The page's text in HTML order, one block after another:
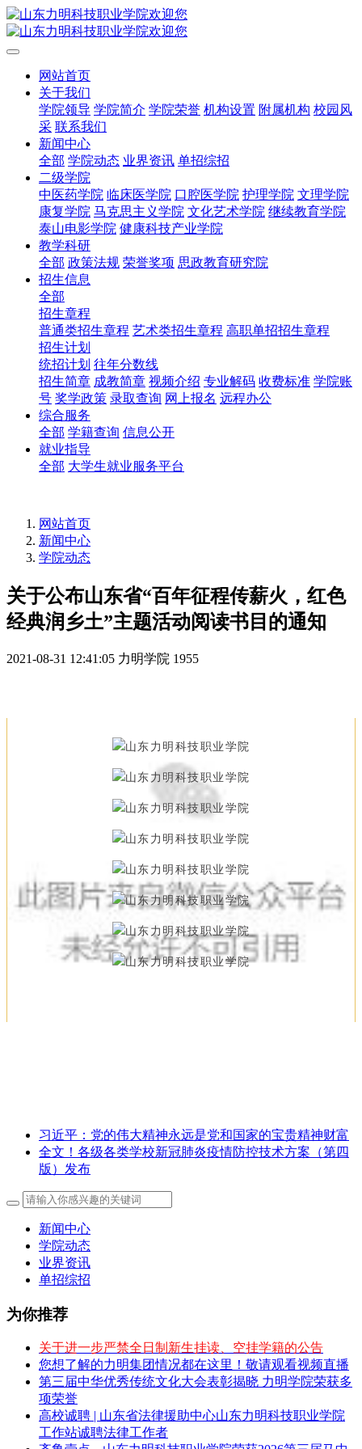
网站首页
关于我们
学院领导 学院简介 学院荣誉 机构设置 附属机构 校园风
采 联系我们
新闻中心
全部 学院动态 业界资讯 单招综招
二级学院
中医药学院 临床医学院 口腔医学院 护理学院 文理学院
康复学院 马克思主义学院 文化艺术学院 继续教育学院
泰山电影学院 健康科技产业学院
教学科研
全部 政策法规 荣誉奖项 思政教育研究院
招生信息
全部
招生章程
普通类招生章程 艺术类招生章程 高职单招招生章程
招生计划
统招计划 往年分数线
招生简章 成教简章 视频介绍 专业解码 收费标准 学院账
号 奖学政策 录取查询 网上报名 远程办公
综合服务
全部 学籍查询 信息公开
就业指导
全部 大学生就业服务平台
网站首页
新闻中心
学院动态
关于公布山东省“百年征程传薪火，红色
经典润乡土”主题活动阅读书目的通知
2021-08-31 12:41:05 力明学院 1955
习近平：党的伟大精神永远是党和国家的宝贵精神财富
全文！各级各类学校新冠肺炎疫情防控技术方案（第四
版）发布
新闻中心
学院动态
业界资讯
单招综招
为你推荐
关于进一步严禁全日制新生挂读、空挂学籍的公告
您想了解的力明集团情况都在这里！敬请观看视频直播
第三届中华优秀传统文化大会表彰揭晓 力明学院荣获多
项荣誉
高校诚聘 | 山东省法律援助中心山东力明科技职业学院
工作站诚聘法律工作者